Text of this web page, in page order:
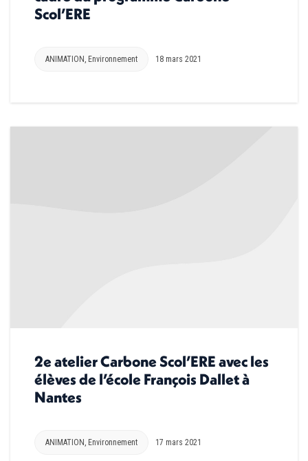
Scol’ERE
ANIMATION , Environnement 18 mars 2021
2e atelier Carbone Scol’ERE avec les
élèves de l’école François Dallet à
Nantes
ANIMATION Environnement 17 mars 2021